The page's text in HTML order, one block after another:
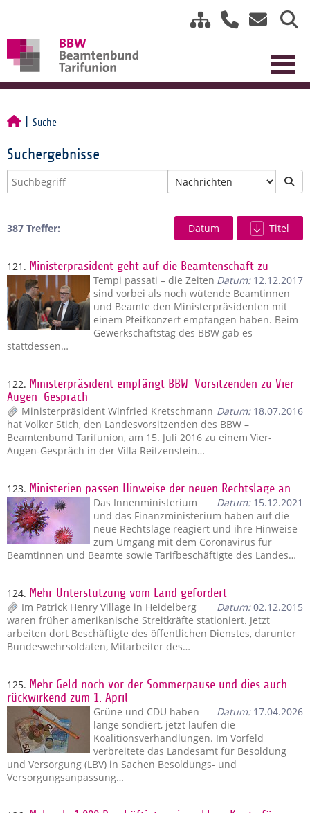
Suche
Suchergebnisse
387 Treffer: Datum Titel
121. Ministerpräsident geht auf die Beamtenschaft zu
Datum:12.12.2017
Tempi passati – die Zeiten
sind vorbei als noch wütende Beamtinnen
und Beamte den Ministerpräsidenten mit
einem Pfeifkonzert empfangen haben. Beim
Gewerkschaftstag des BBW gab es
stattdessen…
122. Ministerpräsident empfängt BBW-Vorsitzenden zu Vier-
Augen-Gespräch
Datum:18.07.2016
Ministerpräsident Winfried Kretschmann
hat Volker Stich, den Landesvorsitzenden des BBW –
Beamtenbund Tarifunion, am 15. Juli 2016 zu einem Vier-
Augen-Gespräch in der Villa Reitzenstein…
123. Ministerien passen Hinweise der neuen Rechtslage an
Datum:15.12.2021
Das Innenministerium
und das Finanzministerium haben auf die
neue Rechtslage reagiert und ihre Hinweise
zum Umgang mit dem Coronavirus für
Beamtinnen und Beamte sowie Tarifbeschäftigte des Landes…
124. Mehr Unterstützung vom Land gefordert
Datum:02.12.2015
Im Patrick Henry Village in Heidelberg
waren früher amerikanische Streitkräfte stationiert. Jetzt
arbeiten dort Beschäftigte des öffentlichen Dienstes, darunter
Bundeswehrsoldaten, Mitarbeiter des…
125. Mehr Geld noch vor der Sommerpause und dies auch
rückwirkend zum 1. April
Datum:17.04.2026
Grüne und CDU haben
lange sondiert, jetzt laufen die
Koalitionsverhandlungen. Im Vorfeld
verbreitete das Landesamt für Besoldung
und Versorgung (LBV) in Sachen Besoldungs- und
Versorgungsanpassung…